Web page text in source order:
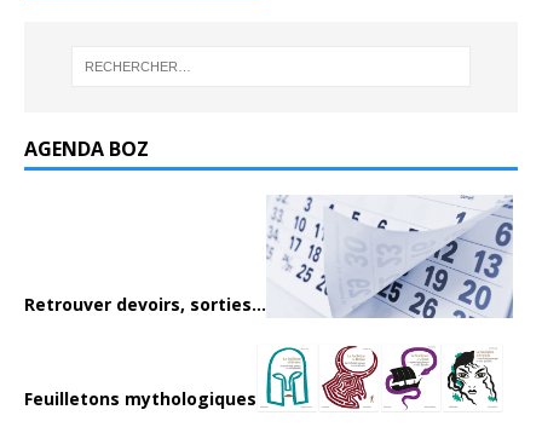
AGENDA BOZ
Retrouver devoirs, sorties...
Feuilletons mythologiques